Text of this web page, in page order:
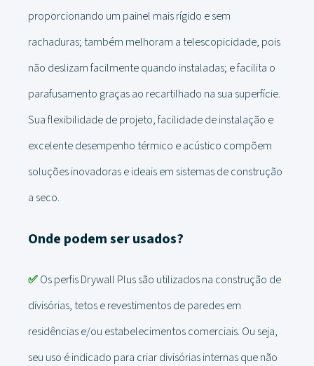
proporcionando um painel mais rígido e sem
rachaduras; também melhoram a telescopicidade, pois
não deslizam facilmente quando instaladas; e facilita o
parafusamento graças ao recartilhado na sua superfície.
Sua flexibilidade de projeto, facilidade de instalação e
excelente desempenho térmico e acústico compõem
soluções inovadoras e ideais em sistemas de construção
a seco.
Onde podem ser usados?
✅Os perfis Drywall Plus são utilizados na construção de
divisórias, tetos e revestimentos de paredes em
residências e/ou estabelecimentos comerciais. Ou seja,
seu uso é indicado para criar divisórias internas que não